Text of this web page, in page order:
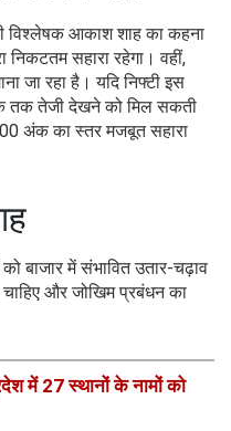
विश्लेषक आकाश शाह का कहना
सहारा रहेगा। वहीं,
जा रहा है। यदि निफ्टी इस
तक तेजी देखने को मिल सकती
अंक का स्तर मजबूत सहारा
बाजार में संभावित उतार-चढ़ाव
और जोखिम प्रबंधन का
में 27 स्थानों के नामों को